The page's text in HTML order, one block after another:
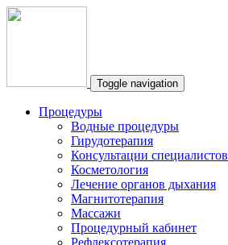
Toggle navigation
Процедуры
Водные процедуры
Гирудотерапия
Консультации специалистов
Косметология
Лечение органов дыхания
Магнитотерапия
Массажи
Процедурный кабинет
Рефлексотерапия